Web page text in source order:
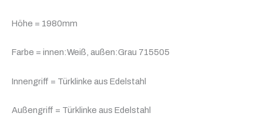
Höhe = 1980mm
Farbe = innen:Weiß, außen:Grau 715505
Innengriff = Türklinke aus Edelstahl
Außengriff = Türklinke aus Edelstahl